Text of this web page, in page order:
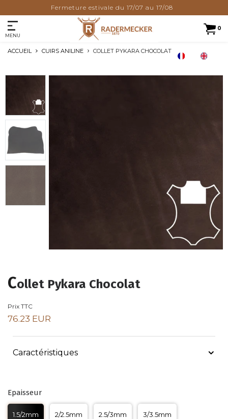
Fermeture estivale du 17/07 au 17/08
0
MENU
ACCUEIL CUIRS ANILINE COLLET PYKARA CHOCOLAT
Collet Pykara Chocolat
Prix TTC
76.23 EUR
Caractéristiques
Epaisseur
1.5/2mm 2/2.5mm 2.5/3mm 3/3.5mm